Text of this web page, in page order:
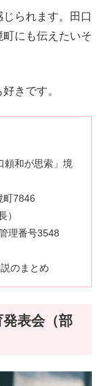
られます。田口
にも伝えたいそ
きです。
頼和が思索」境
町7846
）
理番号3548
のまとめ
表会（部